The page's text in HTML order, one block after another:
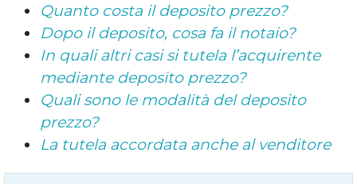
Quanto costa il deposito prezzo?
Dopo il deposito, cosa fa il notaio?
In quali altri casi si tutela l’acquirente
mediante deposito prezzo?
Quali sono le modalità del deposito
prezzo?
La tutela accordata anche al venditore